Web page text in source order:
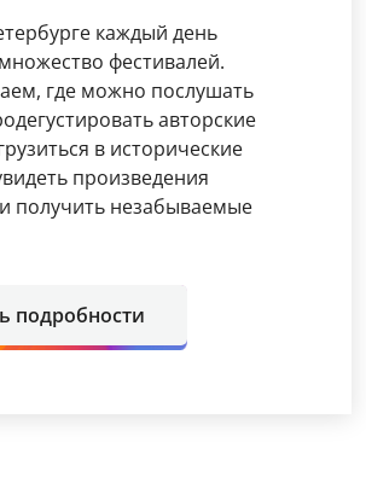
каждый день
фестивалей.
где можно послушать
авторские
в исторические
произведения
и получить незабываемые
подробности